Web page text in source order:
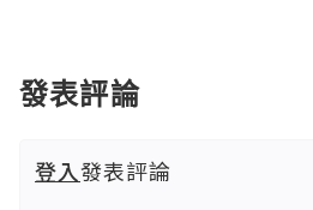
發表評論
登入發表評論